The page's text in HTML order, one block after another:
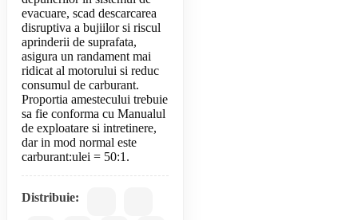
evacuare, scad descarcarea
disruptiva a bujiilor si riscul
aprinderii de suprafata,
asigura un randament mai
ridicat al motorului si reduc
consumul de carburant.
Proportia amestecului trebuie
sa fie conforma cu Manualul
de exploatare si intretinere,
dar in mod normal este
Distribuie: